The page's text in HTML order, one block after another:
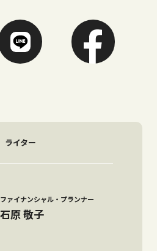
ライター
ファイナンシャル・プランナー
石原 敬子